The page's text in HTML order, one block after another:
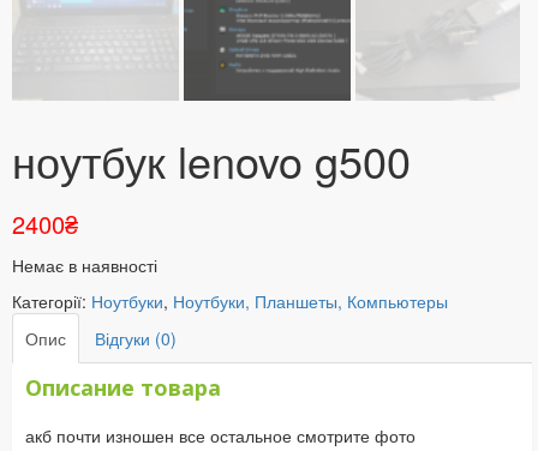
ноутбук lenovo g500
2400₴
Немає в наявності
Категорії: Ноутбуки, Ноутбуки, Планшеты, Компьютеры
Опис
Відгуки (0)
Описание товара
акб почти изношен все остальное смотрите фото